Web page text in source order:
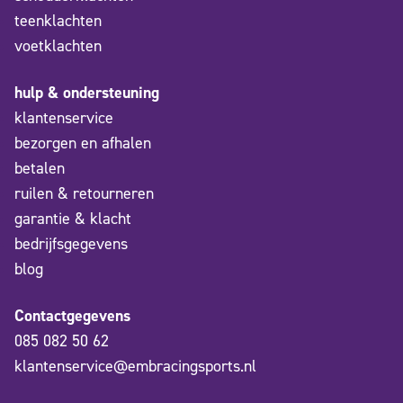
teenklachten
voetklachten
hulp & ondersteuning
klantenservice
bezorgen en afhalen
betalen
ruilen & retourneren
garantie & klacht
bedrijfsgegevens
blog
Contactgegevens
085 082 50 62
klantenservice@embracingsports.nl